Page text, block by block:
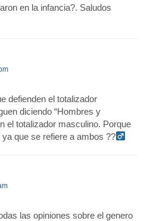
en la infancia?. Saludos
defienden el totalizador
diciendo “Hombres y
el totalizador masculino. Porque
ya que se refiere a ambos ??‍
las opiniones sobre el genero